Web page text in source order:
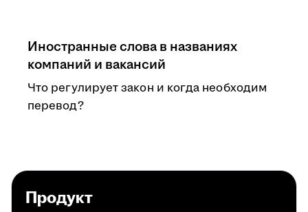
Иностранные слова в названиях
компаний и вакансий
Что регулирует закон и когда необходим
перевод?
Продукт